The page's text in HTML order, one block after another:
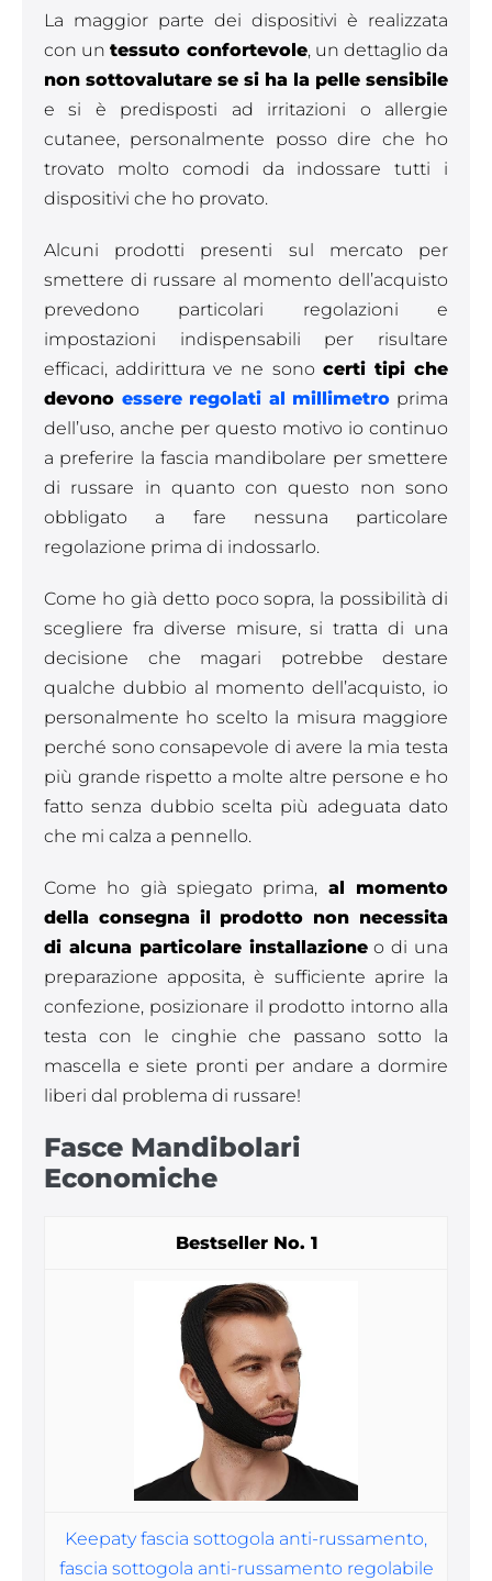
La maggior parte dei dispositivi è realizzata
con untessuto confortevole, un dettaglio da
non sottovalutare se si ha la pelle sensibile
e si è predisposti ad irritazioni o allergie
cutanee, personalmente posso dire che ho
trovato molto comodi da indossare tutti i
dispositivi che ho provato.
Alcuni prodotti presenti sul mercato per
smettere di russare al momento dell’acquisto
prevedono particolari regolazioni e
impostazioni indispensabili per risultare
efficaci, addirittura ve ne sono certi tipi che
devono essere regolati al millimetro prima
dell’uso, anche per questo motivo io continuo
a preferire la fascia mandibolare per smettere
di russare in quanto con questo non sono
obbligato a fare nessuna particolare
regolazione prima di indossarlo.
Come ho già detto poco sopra, la possibilità di
scegliere fra diverse misure, si tratta di una
decisione che magari potrebbe destare
qualche dubbio al momento dell’acquisto, io
personalmente ho scelto la misura maggiore
perché sono consapevole di avere la mia testa
più grande rispetto a molte altre persone e ho
fatto senza dubbio scelta più adeguata dato
che mi calza a pennello.
Come ho già spiegato prima, al momento
della consegna il prodotto non necessita
di alcuna particolare installazioneo di una
preparazione apposita, è sufficiente aprire la
confezione, posizionare il prodotto intorno alla
testa con le cinghie che passano sotto la
mascella e siete pronti per andare a dormire
liberi dal problema di russare!
Fasce Mandibolari
Economiche
1
Keepaty fascia sottogola anti-russamento,
fascia sottogola anti-russamento regolabile